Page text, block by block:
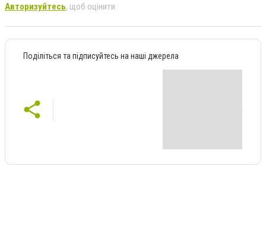
Авторизуйтесь, щоб оцінити
Поділіться та підписуйтесь на наші джерела